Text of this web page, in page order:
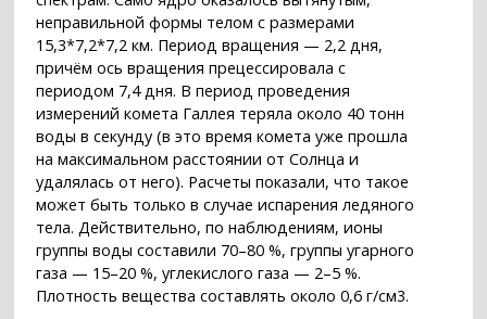
неправильной формы телом с размерами
15,3*7,2*7,2 км. Период вращения — 2,2 дня,
причём ось вращения прецессировала с
периодом 7,4 дня. В период проведения
измерений комета Галлея теряла около 40 тонн
воды в секунду (в это время комета уже прошла
на максимальном расстоянии от Солнца и
удалялась от него). Расчеты показали, что такое
может быть только в случае испарения ледяного
тела. Действительно, по наблюдениям, ионы
группы воды составили 70–80 %, группы угарного
газа — 15–20 %, углекислого газа — 2–5 %.
Плотность вещества составлять около 0,6 г/см3.